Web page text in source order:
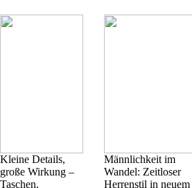
Kleine Details,
große Wirkung –
Taschen,
Männlichkeit im
Wandel: Zeitloser
Herrenstil in neuem